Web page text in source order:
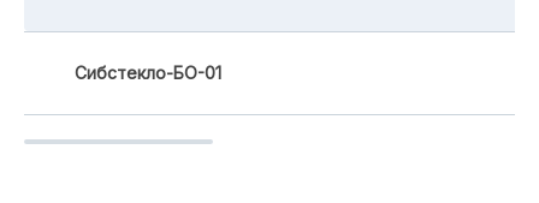
Сибстекло-БО-01